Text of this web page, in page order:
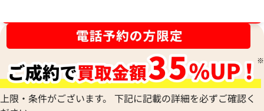
となります。お客様からの感謝の言葉をいただけることは、私
たちの信頼を第一に考えたサービスが報われた証です。今後も
お客様からいただいた信頼を裏切らないよう、サービスの向
上に努め、さらに多くのお客様にご満足いただけるよう精進
してまいります。ブランド品以外にも、金・貴金属や時計など
のご売却をお考えの際は、ぜひ「おたからや」をご利用くだ
さい。お客様の大切なお品物を最良の価格でお取引できるよ
金のブレスレット 買取
金のブローチ 買取
金のペンダントトップ 買取
金の仏像 買取
金杯 買取
サファイア 買取
オパール 買取
トルマリン 買取
翡翠 買取
パライバトルマリン 買取
ルイ･ヴィトン 買取
カルティエ 買取
ティファニー 買取
ブルガリ 買取
ハリー･ウィンストン 買取
フィリップ 買取
オーデマピゲ 買取
カルティエ 買取
エルメス 買取
上限・条件がございます。 下記に記載の詳細を必ずご確認く